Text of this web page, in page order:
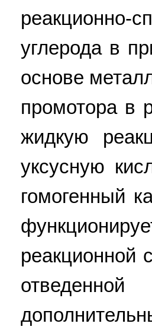
реакционно-
углерода в
основе
промотора в
жидкую
уксусную
гомогенный
реакционной